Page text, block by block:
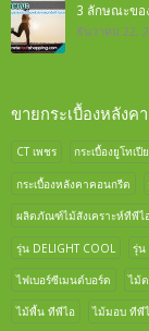
3 ลักษณะขอ
ธันวาคม 22,
ขายกระเบื้องหลังคา
CT เพชร กระเบื้องยูโทเปีย
กระเบื้องหลังคาคอนกรีต
ผลิตภัณฑ์ไม้สังเคราะห์ทีพีไ
รุ่น DELIGHT COOL รุ่น
ไฟเบอร์ซีเมนต์บอร์ด ไม้
ไม้พื้น ทีพีไอ ไม้มอบ ทีพี